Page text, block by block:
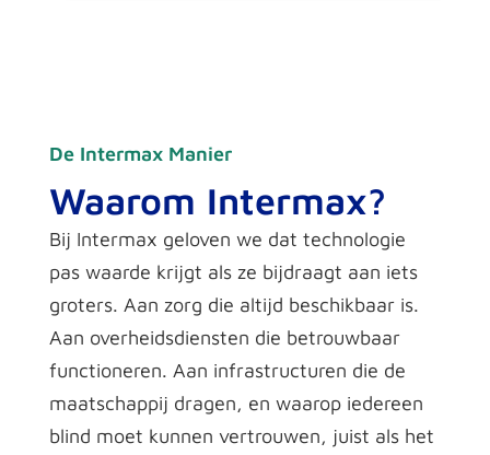
De Intermax Manier
Waarom Intermax?
Bij Intermax geloven we dat technologie
pas waarde krijgt als ze bijdraagt aan iets
groters. Aan zorg die altijd beschikbaar is.
Aan overheidsdiensten die betrouwbaar
functioneren. Aan infrastructuren die de
maatschappij dragen, en waarop iedereen
blind moet kunnen vertrouwen, juist als het